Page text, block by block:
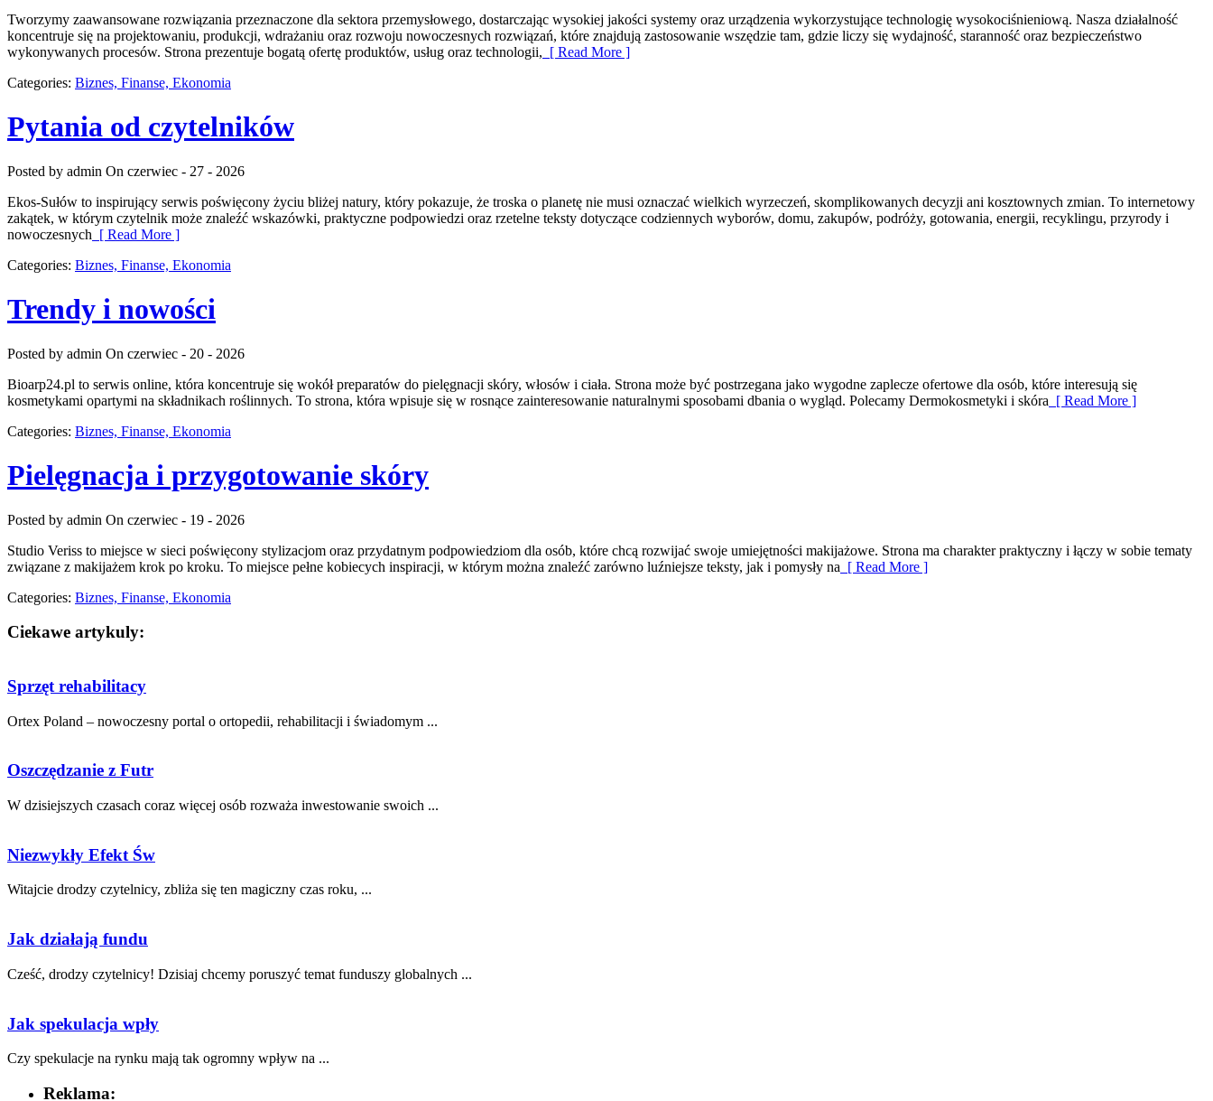
Tworzymy zaawansowane rozwiązania przeznaczone dla sektora przemysłowego, dostarczając wysokiej jakości systemy oraz urządzenia wykorzystujące technologię wysokociśnieniową. Nasza działalność
koncentruje się na projektowaniu, produkcji, wdrażaniu oraz rozwoju nowoczesnych rozwiązań, które znajdują zastosowanie wszędzie tam, gdzie liczy się wydajność, staranność oraz bezpieczeństwo
wykonywanych procesów. Strona prezentuje bogatą ofertę produktów, usług oraz technologii, [ Read More ]
Categories: Biznes, Finanse, Ekonomia
Pytania od czytelników
Posted by admin On czerwiec - 27 - 2026
Ekos-Sułów to inspirujący serwis poświęcony życiu bliżej natury, który pokazuje, że troska o planetę nie musi oznaczać wielkich wyrzeczeń, skomplikowanych decyzji ani kosztownych zmian. To internetowy
zakątek, w którym czytelnik może znaleźć wskazówki, praktyczne podpowiedzi oraz rzetelne teksty dotyczące codziennych wyborów, domu, zakupów, podróży, gotowania, energii, recyklingu, przyrody i
nowoczesnych [ Read More ]
Categories: Biznes, Finanse, Ekonomia
Trendy i nowości
Posted by admin On czerwiec - 20 - 2026
Bioarp24.pl to serwis online, która koncentruje się wokół preparatów do pielęgnacji skóry, włosów i ciała. Strona może być postrzegana jako wygodne zaplecze ofertowe dla osób, które interesują się
kosmetykami opartymi na składnikach roślinnych. To strona, która wpisuje się w rosnące zainteresowanie naturalnymi sposobami dbania o wygląd. Polecamy Dermokosmetyki i skóra [ Read More ]
Categories: Biznes, Finanse, Ekonomia
Pielęgnacja i przygotowanie skóry
Posted by admin On czerwiec - 19 - 2026
Studio Veriss to miejsce w sieci poświęcony stylizacjom oraz przydatnym podpowiedziom dla osób, które chcą rozwijać swoje umiejętności makijażowe. Strona ma charakter praktyczny i łączy w sobie tematy
związane z makijażem krok po kroku. To miejsce pełne kobiecych inspiracji, w którym można znaleźć zarówno luźniejsze teksty, jak i pomysły na [ Read More ]
Categories: Biznes, Finanse, Ekonomia
Ciekawe artykuly:
Sprzęt rehabilitacy
Ortex Poland – nowoczesny portal o ortopedii, rehabilitacji i świadomym ...
Oszczędzanie z Futr
W dzisiejszych czasach⁤ coraz ‌więcej ⁣osób rozważa inwestowanie ​swoich ...
Niezwykły Efekt Św
Witajcie drodzy czytelnicy, zbliża się ten magiczny czas roku,‍ ...
Jak działają fundu
Cześć, drodzy ⁢czytelnicy! Dzisiaj chcemy poruszyć temat funduszy ⁢globalnych ...
Jak spekulacja wpły
Czy spekulacje na rynku mają tak ogromny wpływ na ...
Reklama: